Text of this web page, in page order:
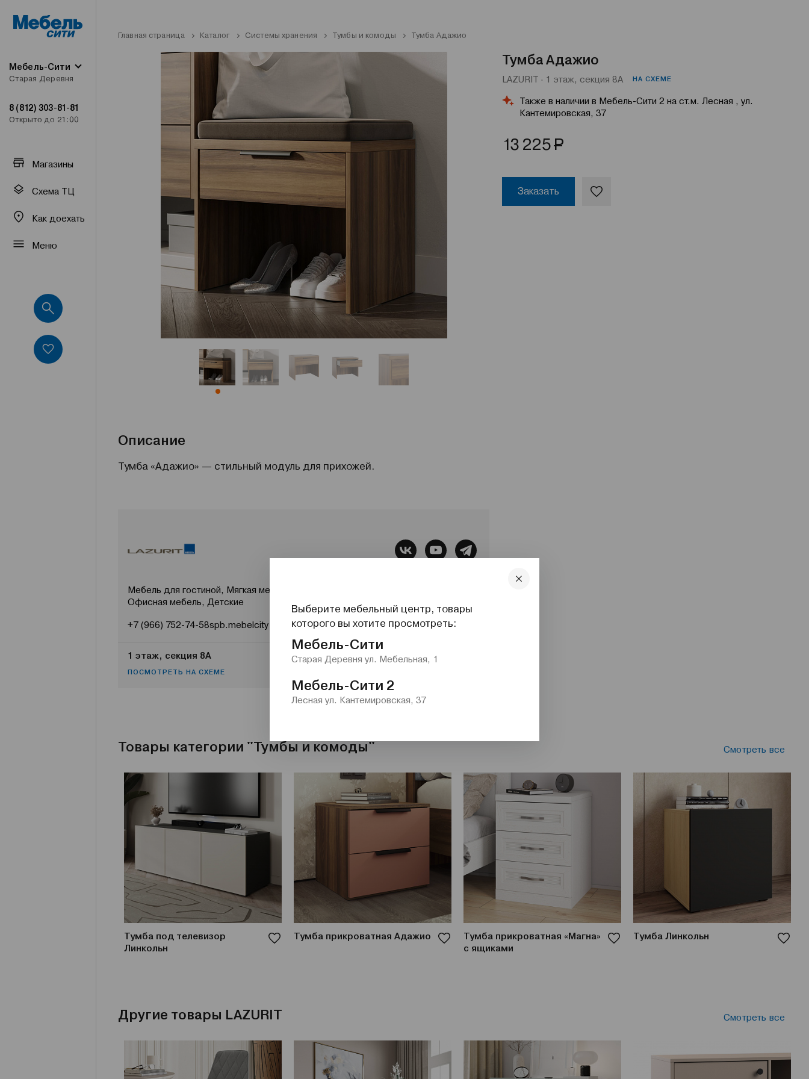
Мебель-Сити
Старая Деревня
8 (812) 303-81-81
Открыто до 21:00
Магазины
Схема ТЦ
Как доехать
Меню
Главная страница Каталог Системы хранения Тумбы и комоды Тумба Адажио
Тумба Адажио
LAZURIT · 1 этаж, секция 8А НА СХЕМЕ
Также в наличии в Мебель-Сити 2 на ст.м. Лесная , ул.
Кантемировская, 37
13 225Р
Заказать
Описание
Тумба «Адажио» — стильный модуль для прихожей.
Мебель для гостиной, Мягкая мебель, Все для сна, Системы хранения,
Офисная мебель, Детские
+7 (966) 752-74-58spb.mebelcity1-2@nw.lazurit.com lazurit.com
1 этаж, секция 8А
ПОСМОТРЕТЬ НА СХЕМЕ
Товары категории "Тумбы и комоды" Смотреть все
Тумба под телевизор
Линкольн
Тумба прикроватная Адажио
Тумба прикроватная «Магна»
с ящиками
Тумба Линкольн
Другие товары LAZURIT Смотреть все
Выберите мебельный центр, товары
которого вы хотите просмотреть:
Мебель-Сити
Старая Деревня ул. Мебельная, 1
Мебель-Сити 2
Лесная ул. Кантемировская, 37